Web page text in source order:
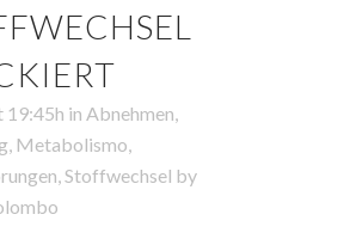
19:45h in Abnehmen,
, Metabolismo,
,Stoffwechsel by